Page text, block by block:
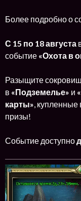
Более подробно о
С 15 по 18 августа
событие «Охота в
Разыщите
в «Подземелье» и
карты», купленные
призы!
Событие доступно